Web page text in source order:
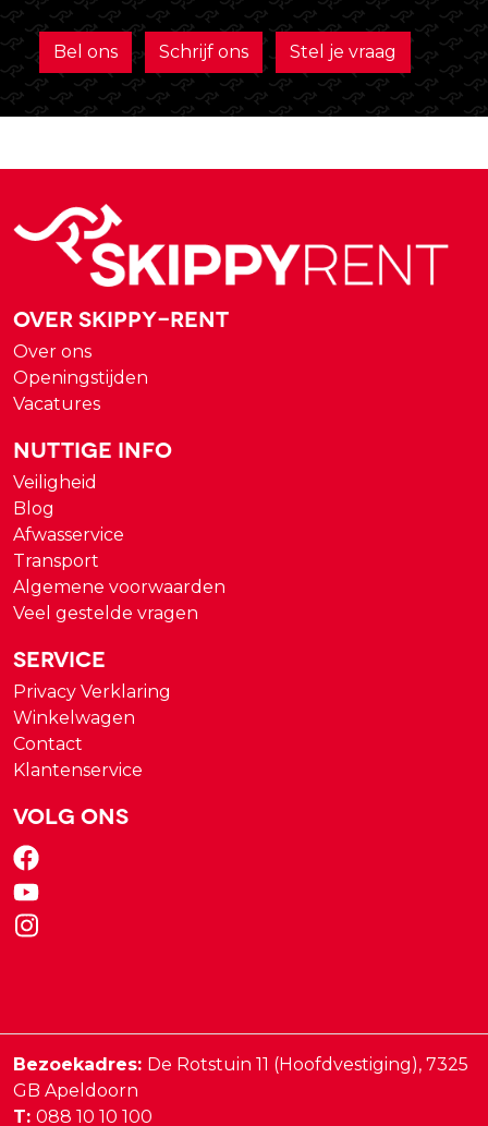
Bel ons Schrijf ons Stel je vraag
Over Skippy-rent
Over ons
Openingstijden
Vacatures
Nuttige Info
Veiligheid
Blog
Afwasservice
Transport
Algemene voorwaarden
Veel gestelde vragen
Service
Privacy Verklaring
Winkelwagen
Contact
Klantenservice
Volg ons
Bezoekadres: De Rotstuin 11 (Hoofdvestiging), 7325
GB Apeldoorn
T: 088 10 10 100